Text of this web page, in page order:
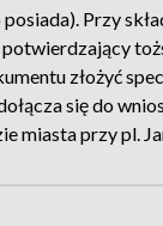
Przy
złożyć
się do
miasta przy pl.